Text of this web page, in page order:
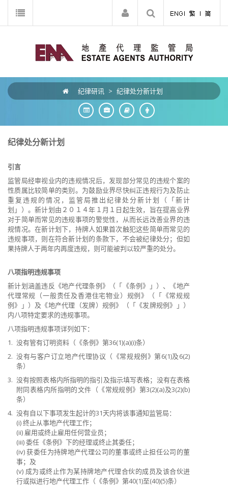
纪律研讯 > 纪律处分新计划
纪律处分新计划
引言
监管局经审视业内的违规情况后，发现部分常见的违规个案的
性质属比较简单的类别。为鼓励业界尽快纠正违规行为及防止
重复违规的情况，监管局推出纪律处分新计划（「新计
划」）。新计划由２０１４年１月１日起生效，旨在提高业界
对于简单而常见的违规事项的警觉性，从而长远改善业界的违
规情况。在新计划下，持牌人如果首次触犯这些简单而常见的
违规事项，则在符合新计划的条款下，不会被纪律处分；但如
果持牌人于两年内再度违规，则可能被判以较严重的处分。
八项指明违规事项
新计划涵盖违反《地产代理条例》（「《条例》」）、《地产
代理常规（一般责任及香港住宅物业）规例》（「《常规规
例》」）及《地产代理（发牌）规例》（「《发牌规例》」）
内八项特定要求的违规事项。
八项指明违规事项详列如下：
1. 没有管有订明资料（《条例》第36(1)(a)(i)条）
2. 没有与客户订立地产代理协议（《常规规例》第6(1)及6(2)
条）
3. 没有按照表格内所指明的指引及指示填写表格；没有在表格
附同表格内所指明的文件（《常规规例》第3(2)(a)及3(2)(b)
条）
4. 没有自以下事项发生起计的31天内将该事通知监管局：
(i) 终止从事地产代理工作；
(ii) 雇用或终止雇用任何营业员；
(iii) 委任《条例》下的经理或终止其委任；
(iv) 获委任为持牌地产代理公司的董事或终止担任公司的董
事；及
(v) 成为或终止作为某持牌地产代理合伙的成员及该合伙进
行或拟进行地产代理工作（《条例》第40(1)至(40)(5)条）